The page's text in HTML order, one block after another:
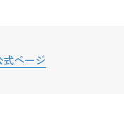
式ページ